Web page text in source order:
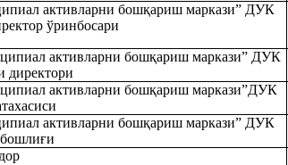
активларни бошқариш маркази” ДУК
ўринбосари
активларни бошқариш маркази” ДУК
директори
активларни бошқариш маркази”ДУК
активларни бошқариш маркази” ДУК